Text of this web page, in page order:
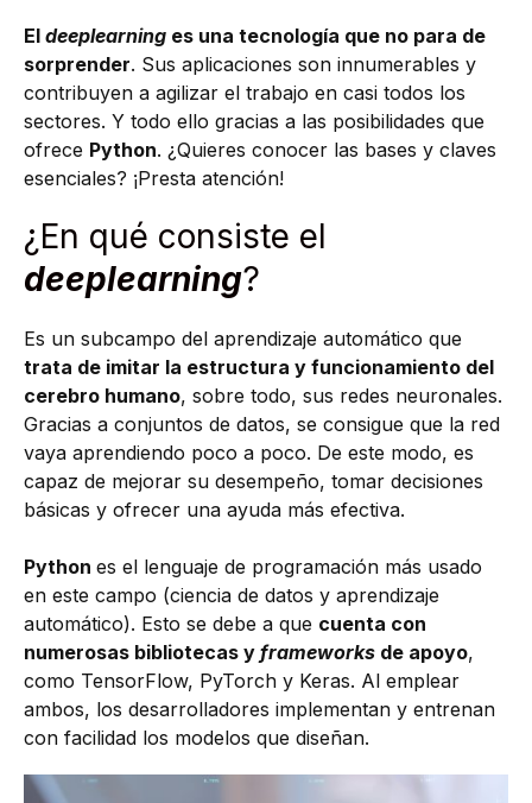
El deeplearning es una tecnología que no para de
sorprender. Sus aplicaciones son innumerables y
contribuyen a agilizar el trabajo en casi todos los
sectores. Y todo ello gracias a las posibilidades que
ofrece Python. ¿Quieres conocer las bases y claves
esenciales? ¡Presta atención!
¿En qué consiste el
deeplearning?
Es un subcampo del aprendizaje automático que
trata de imitar la estructura y funcionamiento del
cerebro humano, sobre todo, sus redes neuronales.
Gracias a conjuntos de datos, se consigue que la red
vaya aprendiendo poco a poco. De este modo, es
capaz de mejorar su desempeño, tomar decisiones
básicas y ofrecer una ayuda más efectiva.
Python es el lenguaje de programación más usado
en este campo (ciencia de datos y aprendizaje
automático). Esto se debe a que cuenta con
numerosas bibliotecas y frameworks de apoyo,
como TensorFlow, PyTorch y Keras. Al emplear
ambos, los desarrolladores implementan y entrenan
con facilidad los modelos que diseñan.